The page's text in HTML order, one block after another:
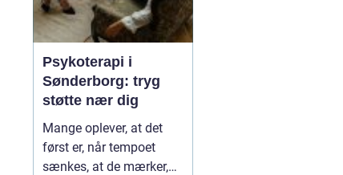
Psykoterapi i
Sønderborg: tryg
støtte nær dig
Mange oplever, at det
først er, når tempoet
sænkes, at de mærker,